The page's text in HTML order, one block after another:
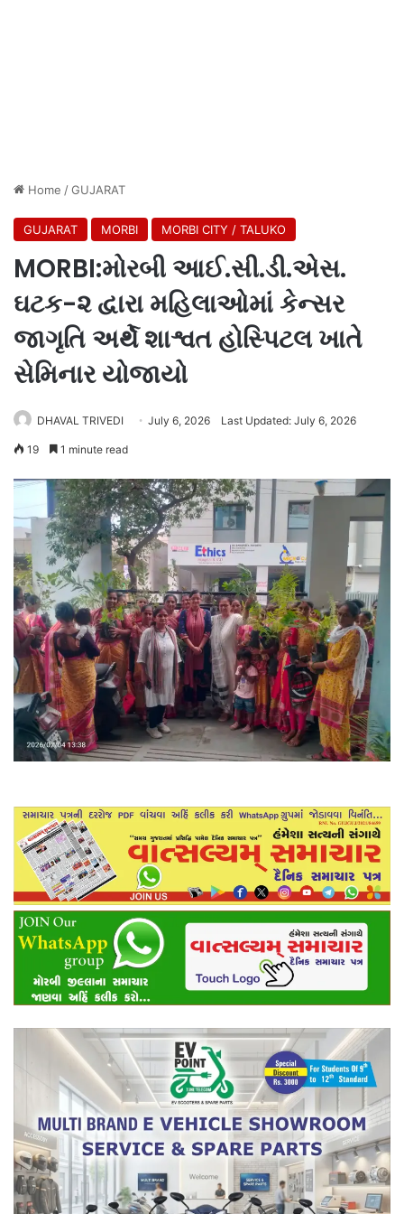
Home /GUJARAT
GUJARAT MORBI MORBI CITY / TALUKO
MORBI:મોરબી આઈ.સી.ડી.એસ.
ઘટક-૨ દ્વારા મહિલાઓમાં કેન્સર
જાગૃતિ અર્થે શાશ્વત હોસ્પિટલ ખાતે
સેમિનાર યોજાયો
DHAVAL TRIVEDI July 6, 2026 Last Updated: July 6, 2026
19 1 minute read